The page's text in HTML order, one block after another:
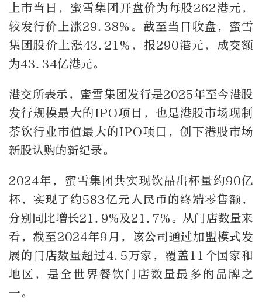
上市当日，蜜雪集团开盘价为每股262港元，
较发行价上涨29.38%。截至当日收盘，蜜雪
集团股价上涨43.21%，报290港元，成交额
为43.34亿港元。
港交所表示，蜜雪集团发行是2025年至今港股
发行规模最大的IPO项目，也是港股市场现制
茶饮行业市值最大的IPO项目，创下港股市场
新股认购的新纪录。
2024年，蜜雪集团共实现饮品出杯量约90亿
杯，实现了约583亿元人民币的终端零售额，
分别同比增长21.9%及21.7%。从门店数量来
看，截至2024年9月，该公司通过加盟模式发
展的门店数量超过4.5万家，覆盖11个国家和
地区，是全世界餐饮门店数量最多的品牌之
一。